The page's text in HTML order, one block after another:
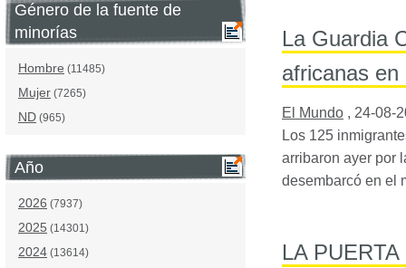
Género de la fuente de
minorías
Hombre (11485)
Mujer (7265)
ND (965)
Año
2026 (7937)
2025 (14301)
2024 (13614)
La Guardia
africanas
El Mundo , 24-08-
Los 125
arribaron ayer por
desembarcó en el
LA